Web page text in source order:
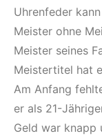
Uhrenfeder
Meister ohne
Meister seines
Meistertitel hat
Am Anfang
er als 21-
Geld war knapp